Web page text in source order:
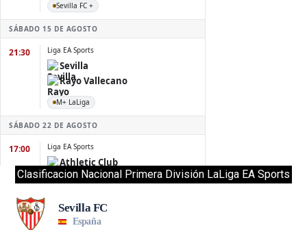
Clasificacion Nacional Primera División LaLiga EA Sports